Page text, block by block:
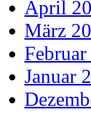
April
März
Januar